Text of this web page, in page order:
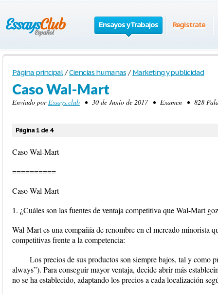
Ensayos y Trabajos Regístrate
Página principal / Ciencias humanas / Marketing y publicidad
Caso Wal-Mart
Enviado porEssays.club • 30 de Junio de 2017 • Examen • 828
Página 1 de 4
Caso Wal-Mart
==========
Caso Wal-Mart
1. ¿Cuáles son las fuentes de ventaja competitiva que Wal-Mart
Wal-Mart es una compañía de renombre en el mercado minorista
competitivas frente a la competencia:
Los precios de sus productos son siempre bajos, tal y como
always”). Para conseguir mayor ventaja, decide abrir más
no se ha establecido, adaptando los precios a cada localización